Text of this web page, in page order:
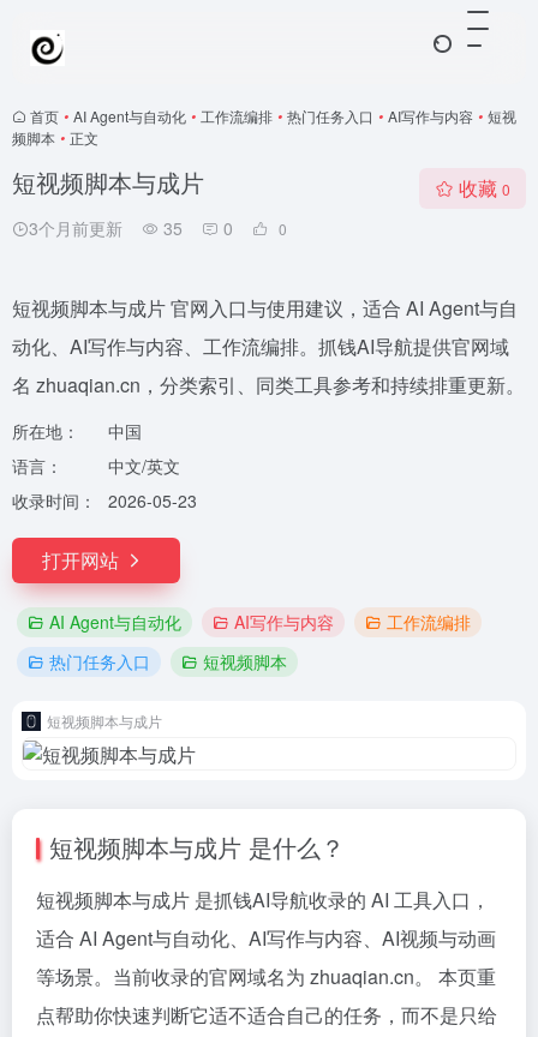
首页 • AI Agent与自动化 • 工作流编排 • 热门任务入口 • AI写作与内容 • 短视
频脚本 • 正文
短视频脚本与成片
3个月前更新 35 0 0
收藏 0
短视频脚本与成片 官网入口与使用建议，适合 AI Agent与自
动化、AI写作与内容、工作流编排。抓钱AI导航提供官网域
名 zhuaqian.cn，分类索引、同类工具参考和持续排重更新。
所在地：
中国
语言：
中文/英文
收录时间：
2026-05-23
打开网站
AI Agent与自动化 AI写作与内容
工作流编排
热门任务入口
短视频脚本
短视频脚本与成片
短视频脚本与成片 是什么？
短视频脚本与成片 是抓钱AI导航收录的 AI 工具入口，
适合 AI Agent与自动化、AI写作与内容、AI视频与动画
等场景。当前收录的官网域名为 zhuaqian.cn。 本页重
点帮助你快速判断它适不适合自己的任务，而不是只给